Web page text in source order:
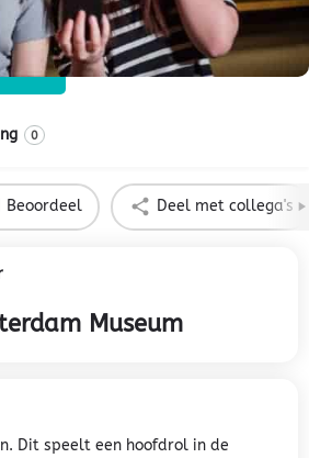
uit de 17e eeuw
0
Beoordeel Deel met collega's
Museum
Dit speelt een hoofdrol in de